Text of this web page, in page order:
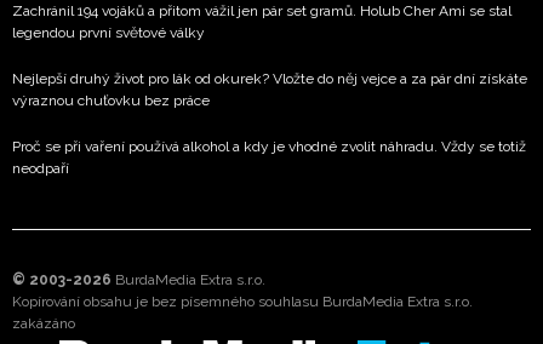
Zachránil 194 vojáků a přitom vážil jen pár set gramů. Holub Cher Ami se stal
legendou první světové války
Nejlepší druhý život pro lák od okurek? Vložte do něj vejce a za pár dní získáte
výraznou chuťovku bez práce
Proč se při vaření používá alkohol a kdy je vhodné zvolit náhradu. Vždy se totiž
neodpaří
© 2003-2026 BurdaMedia Extra s.r.o.
Kopírování obsahu je bez písemného souhlasu BurdaMedia Extra s.r.o.
zakázáno